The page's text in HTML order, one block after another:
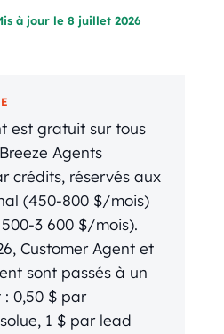
à jour le 8 juillet 2026
est gratuit sur tous
Agents
crédits, réservés aux
(450-800 $/mois)
3 600 $/mois).
Customer Agent et
sont passés à un
0,50 $ par
1 $ par lead